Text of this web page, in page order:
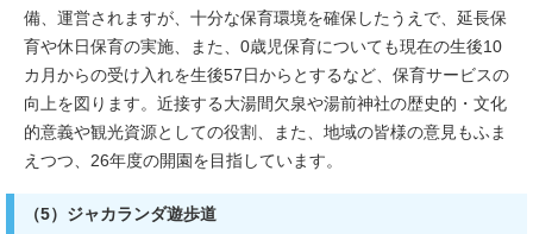
備、運営されますが、十分な保育環境を確保したうえで、延長保
育や休日保育の実施、また、0歳児保育についても現在の生後10
カ月からの受け入れを生後57日からとするなど、保育サービスの
向上を図ります。近接する大湯間欠泉や湯前神社の歴史的・文化
的意義や観光資源としての役割、また、地域の皆様の意見もふま
えつつ、26年度の開園を目指しています。
（5）ジャカランダ遊歩道